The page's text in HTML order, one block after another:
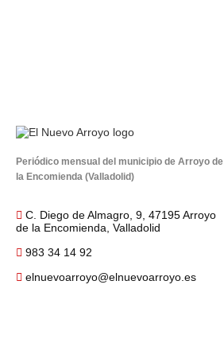
Periódico mensual del municipio de Arroyo de
la Encomienda (Valladolid)
C. Diego de Almagro, 9, 47195 Arroyo
de la Encomienda, Valladolid
983 34 14 92
elnuevoarroyo@elnuevoarroyo.es